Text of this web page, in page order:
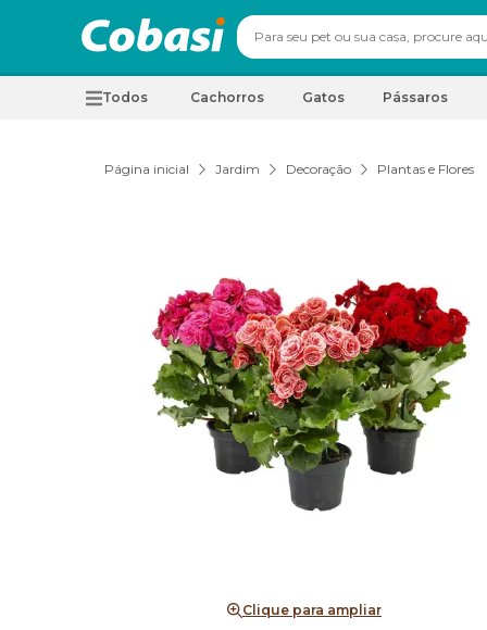
Todos Cachorros Gatos Pássaros
Página inicial Jardim Decoração Plantas e Flores
Clique para ampliar